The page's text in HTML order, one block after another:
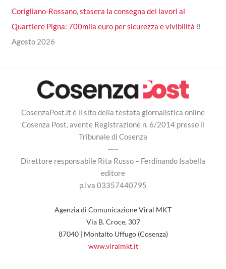
Corigliano-Rossano, stasera la consegna dei lavori al
Quartiere Pigna: 700mila euro per sicurezza e vivibilità 8
Agosto 2026
CosenzaPost.it è il sito della testata giornalistica online
Cosenza Post, avente Registrazione n. 6/2014 presso il
Tribunale di Cosenza
----
Direttore responsabile Rita Russo – Ferdinando Isabella
editore
p.Iva 03357440795
Agenzia di Comunicazione Viral MKT
Via B. Croce, 307
87040 | Montalto Uffugo (Cosenza)
www.viralmkt.it